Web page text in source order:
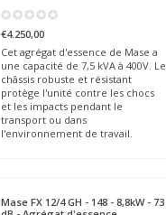
€4.250,00
Cet agrégat d'essence de Mase a
une capacité de 7,5 kVA à 400V. Le
châssis robuste et résistant
protège l'unité contre les chocs
et les impacts pendant le
transport ou dans
l'environnement de travail.
MaseFX 12/4 GH - 148 - 8,8kW - 73